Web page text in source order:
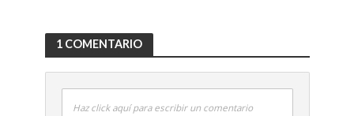
1 COMENTARIO
Haz click aquí para escribir un comentario